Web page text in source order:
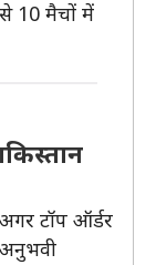
10 मैचों में
टॉप ऑर्डर